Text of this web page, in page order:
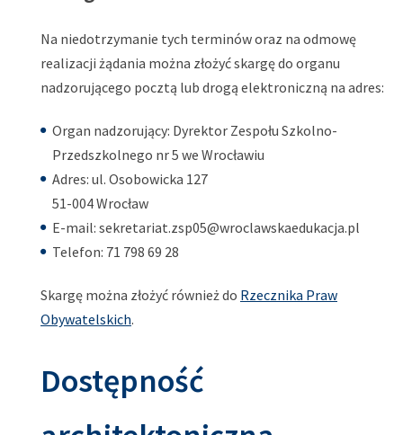
Na niedotrzymanie tych terminów oraz na odmowę
realizacji żądania można złożyć skargę do organu
nadzorującego pocztą lub drogą elektroniczną na adres:
Organ nadzorujący: Dyrektor Zespołu Szkolno-
Przedszkolnego nr 5 we Wrocławiu
Adres: ul. Osobowicka 127
51-004 Wrocław
E-mail: sekretariat.zsp05@wroclawskaedukacja.pl
Telefon: 71 798 69 28
Skargę można złożyć również do Rzecznika Praw
Obywatelskich.
Dostępność